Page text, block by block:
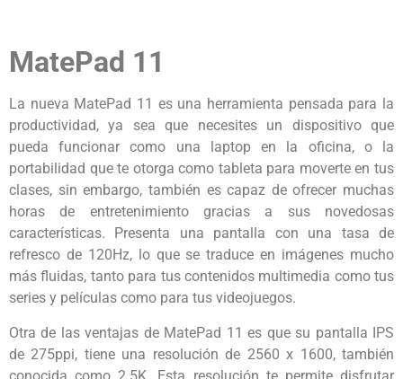
MatePad 11
La nueva MatePad 11 es una herramienta pensada para la
productividad, ya sea que necesites un dispositivo que
pueda funcionar como una laptop en la oficina, o la
portabilidad que te otorga como tableta para moverte en tus
clases, sin embargo, también es capaz de ofrecer muchas
horas de entretenimiento gracias a sus novedosas
características. Presenta una pantalla con una tasa de
refresco de 120Hz, lo que se traduce en imágenes mucho
más fluidas, tanto para tus contenidos multimedia como tus
series y películas como para tus videojuegos.
Otra de las ventajas de MatePad 11 es que su pantalla IPS
de 275ppi, tiene una resolución de 2560 x 1600, también
conocida como 2.5K. Esta resolución te permite disfrutar